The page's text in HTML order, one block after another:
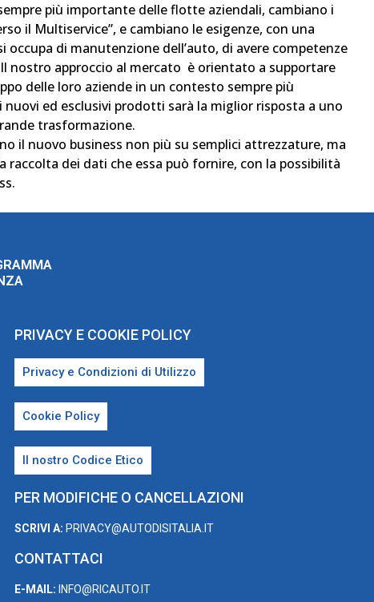
più importante delle flotte aziendali, cambiano i
il Multiservice”, e cambiano le esigenze, con una
occupa di manutenzione dell’auto, di avere competenze
nostro approccio al mercato è orientato a supportare
delle loro aziende in un contesto sempre più
ed esclusivi prodotti sarà la miglior risposta a uno
trasformazione.
il nuovo business non più su semplici attrezzature, ma
raccolta dei dati che essa può fornire, con la possibilità
PRIVACY E COOKIE POLICY
Privacy e Condizioni di Utilizzo
Cookie Policy
Il nostro Codice Etico
PER MODIFICHE O CANCELLAZIONI
SCRIVI A: PRIVACY@AUTODISITALIA.IT
CONTATTACI
E-MAIL: INFO@RICAUTO.IT